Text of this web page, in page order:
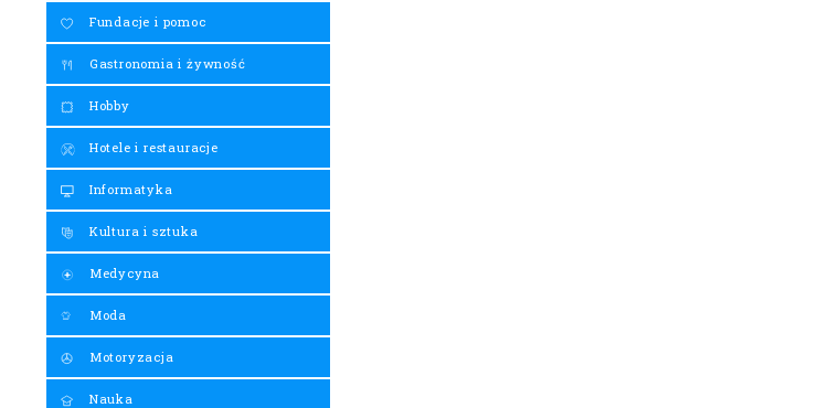
Fundacje i pomoc
Gastronomia i żywność
Hobby
Hotele i restauracje
Informatyka
Kultura i sztuka
Medycyna
Moda
Motoryzacja
Nauka